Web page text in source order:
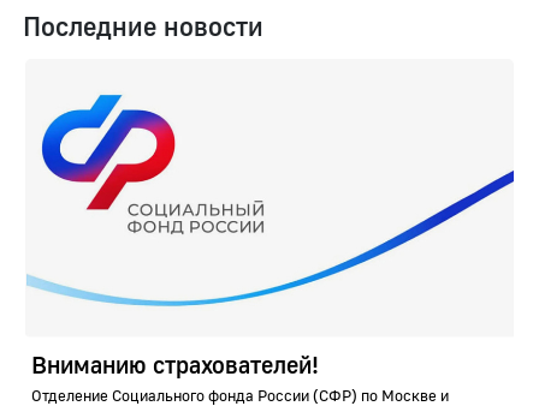
Последние новости
Вниманию страхователей!
Отделение Социального фонда России (СФР) по Москве и